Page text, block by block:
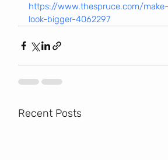
https://www.thespruce.com/
look-bigger-4062297
Recent Posts